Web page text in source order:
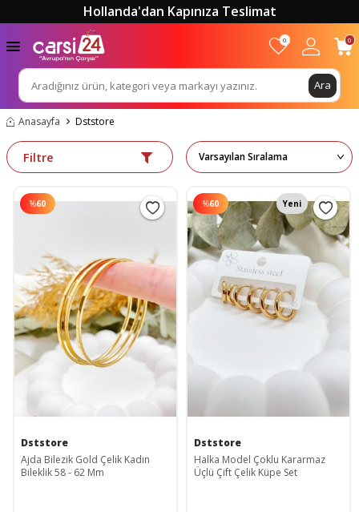
Hollanda'dan Kapınıza Teslimat
Ara
0 0
Anasayfa Dststore
Filtre
%60
Dststore
Ajda Bilezik Gold Çelik Kadın
Bileklik 58 - 62 Mm
%60 Yeni
Dststore
Halka Model Çoklu Kararmaz
Üçlü Çift Çelik Küpe Set